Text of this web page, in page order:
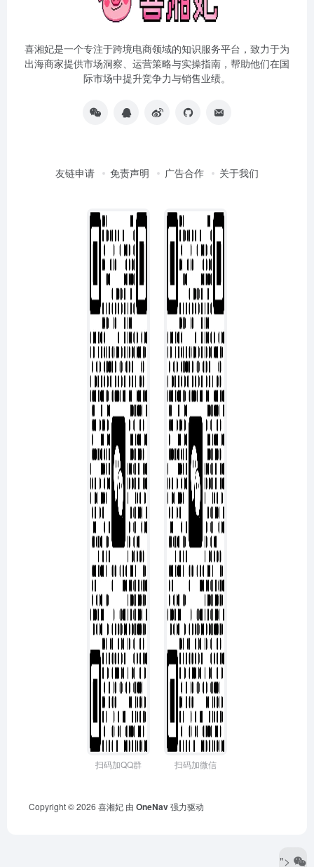
喜湘妃是一个专注于跨境电商领域的知识服务平台，致力于为
出海商家提供市场洞察、运营策略与实操指南，帮助他们在国
际市场中提升竞争力与销售业绩。
友链申请 免责声明 广告合作 关于我们
扫码加QQ群 扫码加微信
Copyright © 2026 喜湘妃 由 OneNav强力驱动
">